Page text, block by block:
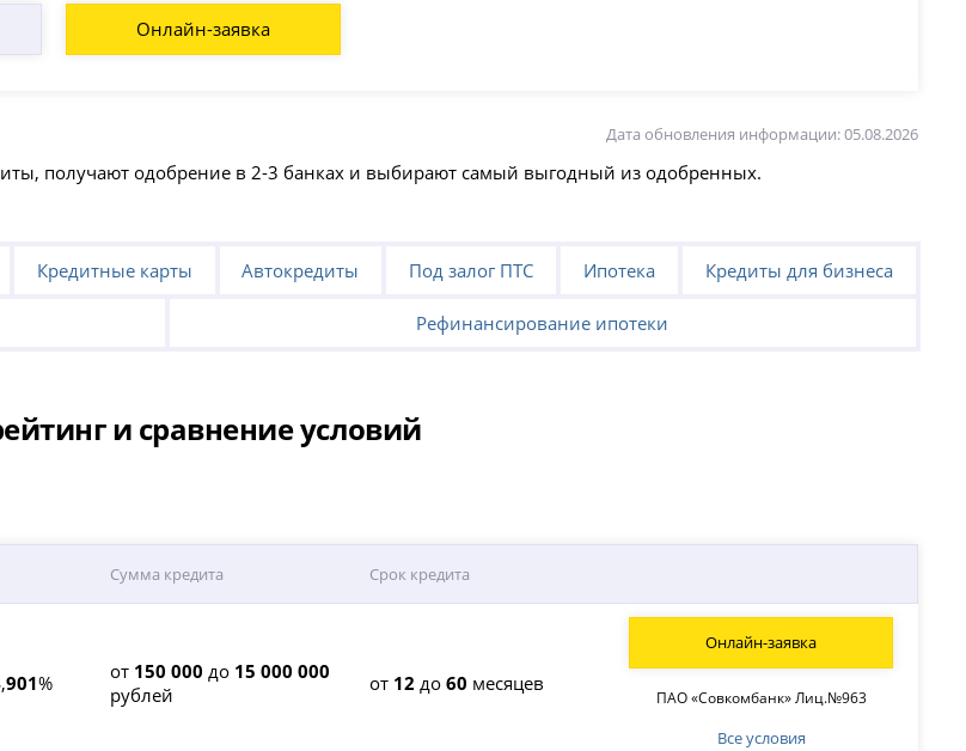
Онлайн-заявка
Дата обновления информации: 05.08.2026
получают одобрение в 2-3 банках и выбирают самый выгодный из одобренных.
Кредитные карты Автокредиты Под залог ПТС Ипотека Кредиты для бизнеса
Рефинансирование ипотеки
и сравнение условий
Сумма кредита Срок кредита
,901% от 150 000 до 15 000 000
рублей
от 12 до60 месяцев
Все условия
ПАО «Совкомбанк» Лиц.№963
Онлайн-заявка